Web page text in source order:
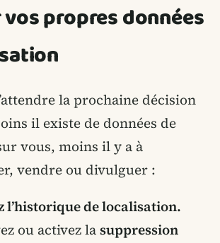
propres données
la prochaine décision
il existe de données de
vous, moins il y a à
vendre ou divulguer :
l’historique de localisation.
ou activez lasuppression